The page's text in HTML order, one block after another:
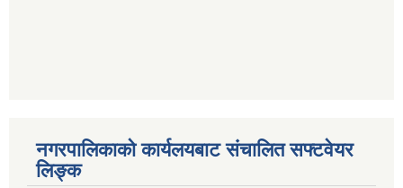
नगरपालिकाको कार्यलयबाट संचालित सफ्टवेयर
लिङ्क